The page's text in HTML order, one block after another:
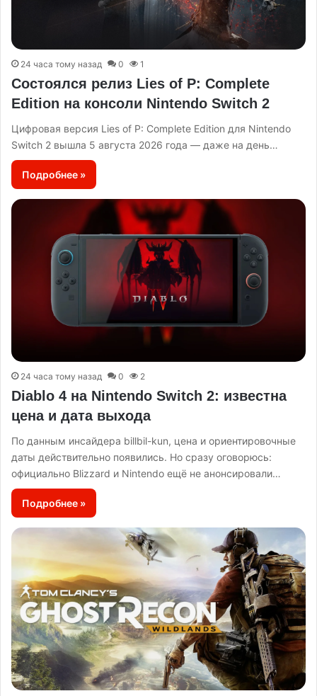
24 часа тому назад 0 1
Состоялся релиз Lies of P: Complete
Edition на консоли Nintendo Switch 2
Цифровая версия Lies of P: Complete Edition для Nintendo
Switch 2 вышла 5 августа 2026 года — даже на день…
Подробнее »
24 часа тому назад 0 2
Diablo 4 на Nintendo Switch 2: известна
цена и дата выхода
По данным инсайдера billbil-kun, цена и ориентировочные
даты действительно появились. Но сразу оговорюсь:
официально Blizzard и Nintendo ещё не анонсировали…
Подробнее »